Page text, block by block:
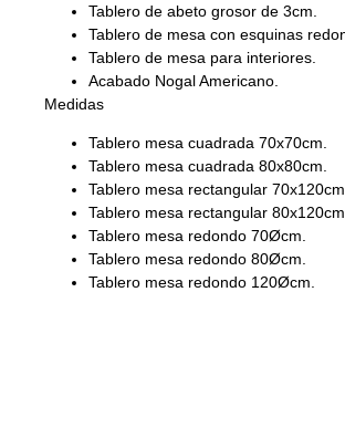
Tablero de abeto grosor de 3cm.
Tablero de mesa con esquinas
Tablero de mesa para interiores.
Acabado Nogal Americano.
Medidas
Tablero mesa cuadrada 70x70cm.
Tablero mesa cuadrada 80x80cm.
Tablero mesa rectangular
Tablero mesa rectangular
Tablero mesa redondo 70Øcm.
Tablero mesa redondo 80Øcm.
Tablero mesa redondo 120Øcm.